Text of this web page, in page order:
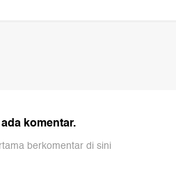
komentar.
berkomentar di sini